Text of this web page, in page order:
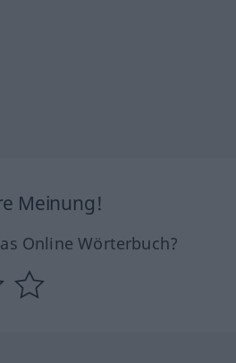
Meinung!
Online Wörterbuch?